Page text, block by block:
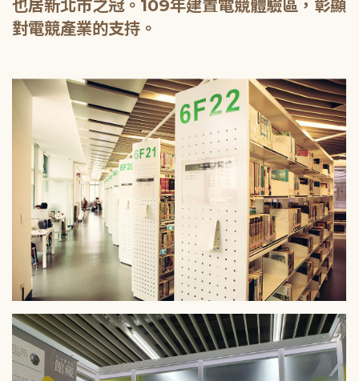
也居新北市之冠。109年建置電競體驗區，彰顯
對電競產業的支持。